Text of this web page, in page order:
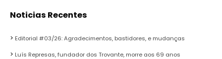
Noticias Recentes
Editorial #03/26: Agradecimentos, bastidores, e mudanças
Luís Represas, fundador dos Trovante, morre aos 69 anos